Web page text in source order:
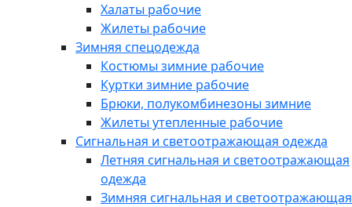
Халаты рабочие
Жилеты рабочие
Зимняя спецодежда
Костюмы зимние рабочие
Куртки зимние рабочие
Брюки, полукомбинезоны зимние
Жилеты утепленные рабочие
Сигнальная и светоотражающая одежда
Летняя сигнальная и светоотражающая
одежда
Зимняя сигнальная и светоотражающая